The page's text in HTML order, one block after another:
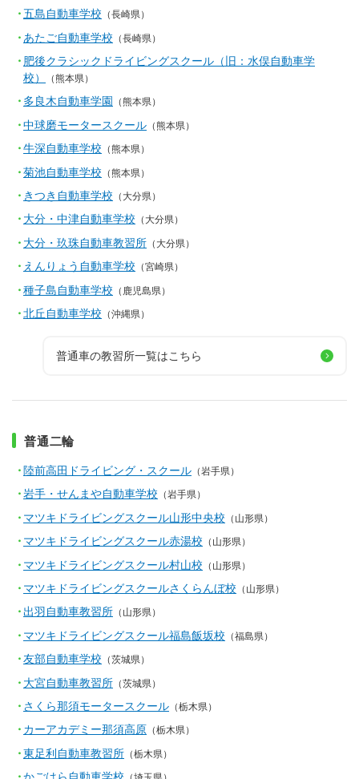
五島自動車学校 （長崎県）
あたご自動車学校 （長崎県）
肥後クラシックドライビングスクール（旧：水俣自動車学
校）
（熊本県）
多良木自動車学園 （熊本県）
中球磨モータースクール （熊本県）
牛深自動車学校 （熊本県）
菊池自動車学校 （熊本県）
きつき自動車学校 （大分県）
大分・中津自動車学校 （大分県）
大分・玖珠自動車教習所 （大分県）
えんりょう自動車学校 （宮崎県）
種子島自動車学校 （鹿児島県）
北丘自動車学校 （沖縄県）
普通車の教習所一覧はこちら
普通二輪
陸前高田ドライビング・スクール （岩手県）
岩手・せんまや自動車学校 （岩手県）
マツキドライビングスクール山形中央校 （山形県）
マツキドライビングスクール赤湯校 （山形県）
マツキドライビングスクール村山校 （山形県）
マツキドライビングスクールさくらんぼ校 （山形県）
出羽自動車教習所 （山形県）
マツキドライビングスクール福島飯坂校 （福島県）
友部自動車学校 （茨城県）
大宮自動車教習所 （茨城県）
さくら那須モータースクール （栃木県）
カーアカデミー那須高原 （栃木県）
東足利自動車教習所 （栃木県）